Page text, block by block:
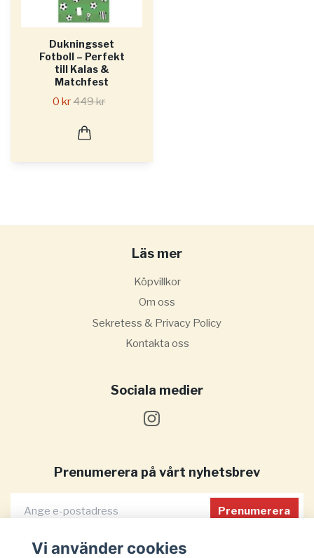
Dukningsset
Fotboll – Perfekt
till Kalas &
Matchfest
0 kr449 kr
Läs mer
Köpvillkor
Om oss
Sekretess & Privacy Policy
Kontakta oss
Sociala medier
Prenumerera på vårt nyhetsbrev
Prenumerera
Vi använder cookies